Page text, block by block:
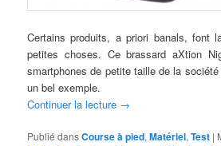
Certains produits, a priori banals, font
petites choses. Ce brassard aXtion
smartphones de petite taille de la
un bel exemple.
Continuer la lecture →
Publié dansCourse à pied,Matériel,Test |